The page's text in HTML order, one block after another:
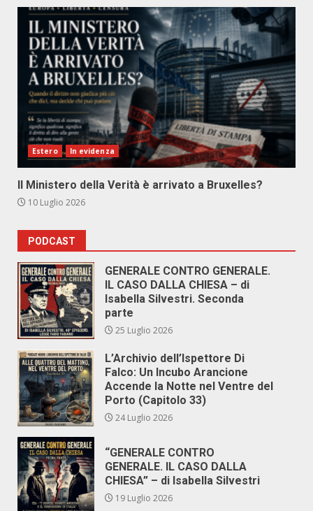
Estero In evidenza
Il Ministero della Verità è arrivato a Bruxelles?
10 Luglio 2026
PODCAST
GENERALE CONTRO GENERALE.
IL CASO DALLA CHIESA – di
Isabella Silvestri. Seconda
parte
25 Luglio 2026
L’Archivio dell’Ispettore Di
Falco: Un Incubo Arancione
Accende la Notte nel Ventre del
Porto (Capitolo 33)
24 Luglio 2026
“GENERALE CONTRO
GENERALE. IL CASO DALLA
CHIESA” – di Isabella Silvestri
19 Luglio 2026